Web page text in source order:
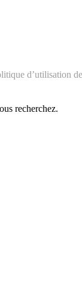
d’utilisation
recherchez.